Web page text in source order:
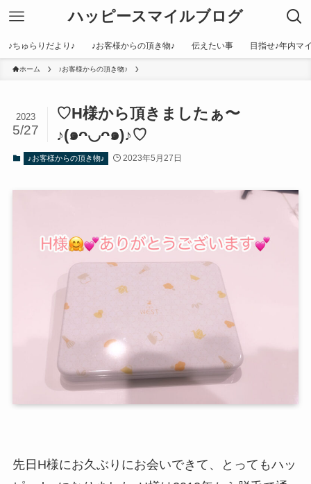
ハッピースマイルブログ
♪ちゅらりだより♪ ♪お客様からの頂き物♪ 伝えたい事 目指せ♪年内マ
ホーム ♪お客様からの頂き物♪
♡H様から頂きましたぁ〜
♪(๑ᴖ◡ᴖ๑)♪♡
2023
5/27
♪お客様からの頂き物♪ 2023年5月27日
先日H様にお久ぶりにお会いできて、とってもハッ